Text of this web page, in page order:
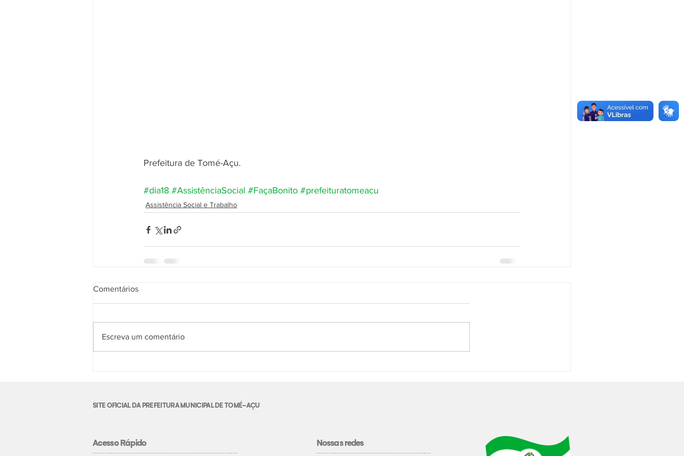
Prefeitura de Tomé-Açu.
#dia18 #AssistênciaSocial #FaçaBonito #prefeituratomeacu
Assistência Social e Trabalho
Comentários
Escreva um comentário
SITE OFICIAL DA PREFEITURA MUNICIPAL DE TOMÉ-AÇU
Acesso Rápido Nossas redes